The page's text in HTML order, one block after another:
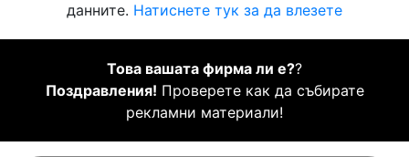
данните. Натиснете тук за да влезете
Това вашата фирма ли е??
Поздравления! Проверете как да събирате
рекламни материали!